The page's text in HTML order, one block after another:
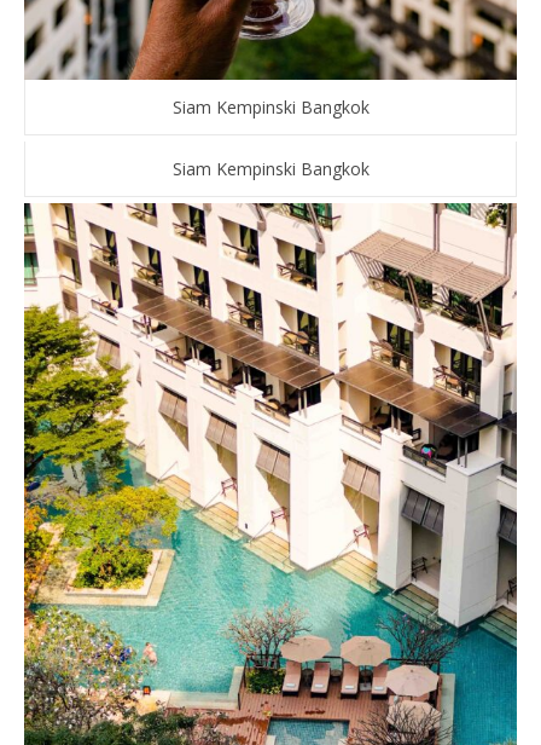
Siam Kempinski Bangkok
Siam Kempinski Bangkok